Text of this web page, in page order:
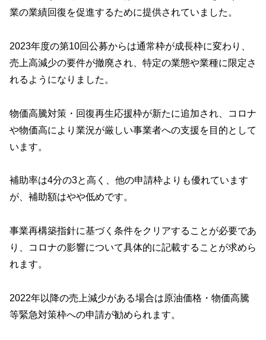
業の業績回復を促進するために提供されていました。
2023年度の第10回公募からは通常枠が成長枠に変わり、
売上高減少の要件が撤廃され、特定の業態や業種に限定さ
れるようになりました。
物価高騰対策・回復再生応援枠が新たに追加され、コロナ
や物価高により業況が厳しい事業者への支援を目的として
います。
補助率は4分の3と高く、他の申請枠よりも優れています
が、補助額はやや低めです。
事業再構築指針に基づく条件をクリアすることが必要であ
り、コロナの影響について具体的に記載することが求めら
れます。
2022年以降の売上減少がある場合は原油価格・物価高騰
等緊急対策枠への申請が勧められます。